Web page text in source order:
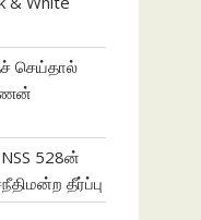
செய்தால்
528ன்
தீர்ப்பு